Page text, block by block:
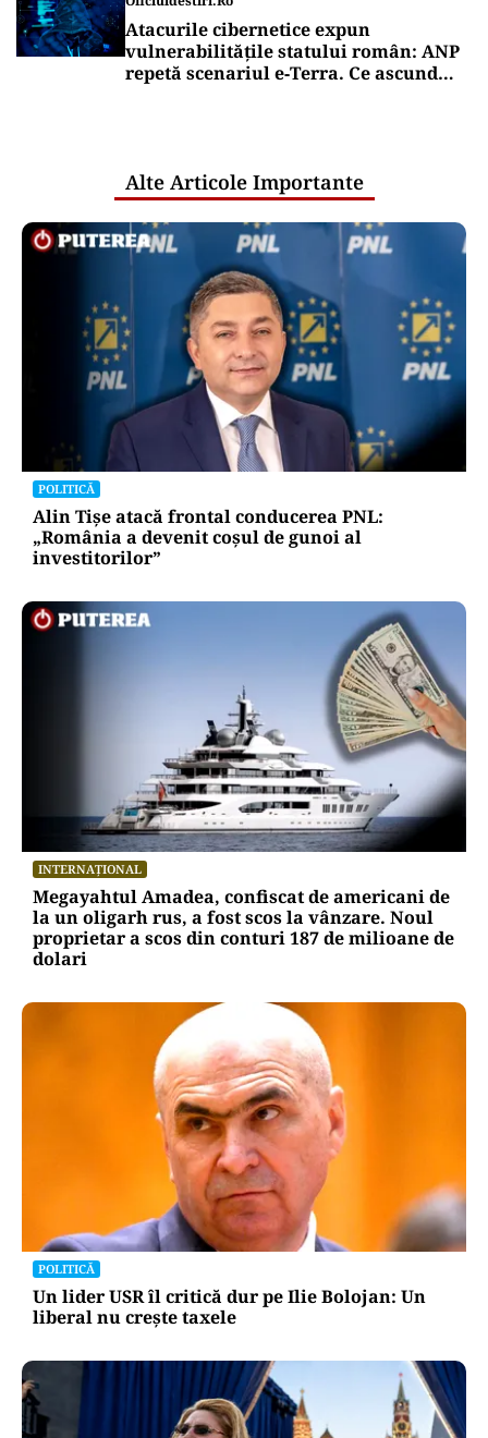
Atacurile cibernetice expun
vulnerabilitățile statului român: ANP
repetă scenariul e‑Terra. Ce ascund
Alte Articole Importante
POLITICĂ
Alin Tișe atacă frontal conducerea PNL:
„România a devenit coșul de gunoi al
investitorilor”
INTERNAȚIONAL
Megayahtul Amadea, confiscat de americani de
la un oligarh rus, a fost scos la vânzare. Noul
proprietar a scos din conturi 187 de milioane de
dolari
POLITICĂ
Un lider USR îl critică dur pe Ilie Bolojan: Un
liberal nu crește taxele